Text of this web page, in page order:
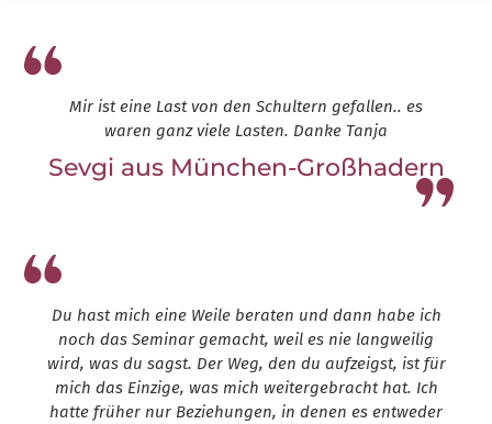
Mir ist eine Last von den Schultern gefallen.. es
waren ganz viele Lasten. Danke Tanja
Sevgi aus München-Großhadern
Du hast mich eine Weile beraten und dann habe ich
noch das Seminar gemacht, weil es nie langweilig
wird, was du sagst. Der Weg, den du aufzeigst, ist für
mich das Einzige, was mich weitergebracht hat. Ich
hatte früher nur Beziehungen, in denen es entweder